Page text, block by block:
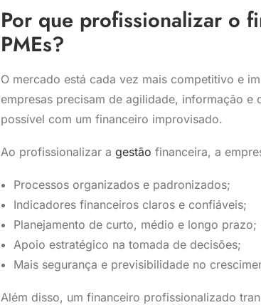
Por que profissionalizar o
PMEs?
O mercado está cada vez mais competitivo e
empresas precisam de agilidade, informação
possível com um financeiro improvisado.
Ao profissionalizar a gestão financeira, a
Processos organizados e padronizados;
Indicadores financeiros claros e confiáveis;
Planejamento de curto, médio e longo prazo;
Apoio estratégico na tomada de decisões;
Mais segurança e previsibilidade no
Além disso, um financeiro profissionalizado